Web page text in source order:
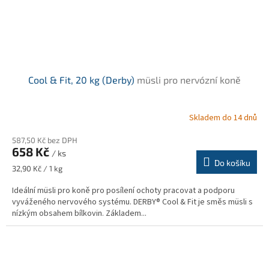
Cool & Fit, 20 kg (Derby) müsli pro nervózní koně
produktu
je
5,0
5
hvězdiček.
Skladem do 14 dnů
587,50 Kč bez DPH
658 Kč / ks
Měrná
32,90 Kč / 1 kg
Do košíku
Ideální müsli pro koně pro posílení ochoty pracovat a podporu
vyváženého nervového systému. DERBY® Cool & Fit je směs müsli s
nízkým obsahem bílkovin. Základem...